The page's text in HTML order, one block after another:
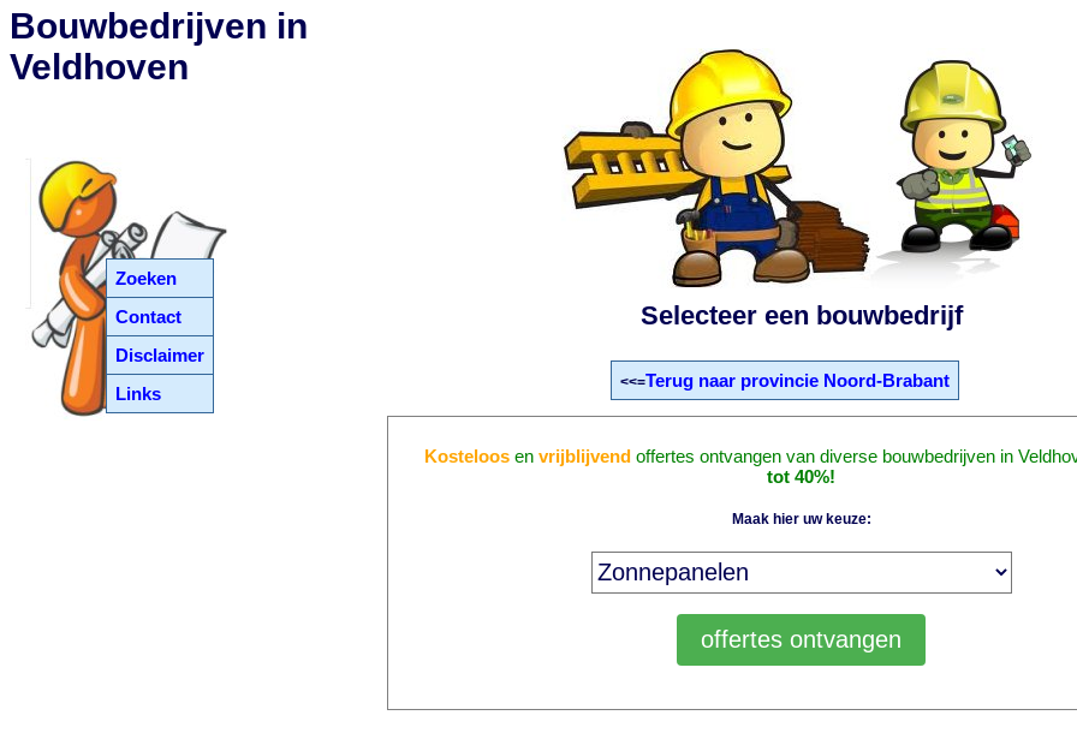
Zoeken
Contact
Disclaimer
Links
Bouwbedrijven in
Veldhoven
Selecteer een bouwbedrijf
<<=Terug naar provincie Noord-Brabant
Kosteloosen vrijblijvendoffertes ontvangen van diverse bouwbedrijven in
tot 40%!
Maak hier uw keuze: